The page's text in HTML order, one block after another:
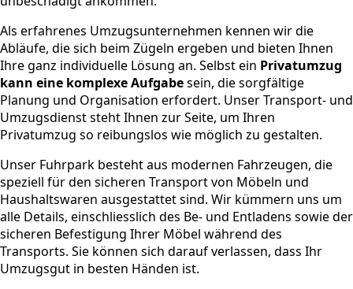
Als erfahrenes Umzugsunternehmen kennen wir die
Abläufe, die sich beim Zügeln ergeben und bieten Ihnen
Ihre ganz individuelle Lösung an. Selbst ein Privatumzug
kann eine komplexe Aufgabesein, die sorgfältige
Planung und Organisation erfordert. Unser Transport- und
Umzugsdienst steht Ihnen zur Seite, um Ihren
Privatumzug so reibungslos wie möglich zu gestalten.
Unser Fuhrpark besteht aus modernen Fahrzeugen, die
speziell für den sicheren Transport von Möbeln und
Haushaltswaren ausgestattet sind. Wir kümmern uns um
alle Details, einschliesslich des Be- und Entladens sowie der
sicheren Befestigung Ihrer Möbel während des
Transports. Sie können sich darauf verlassen, dass Ihr
Umzugsgut in besten Händen ist.